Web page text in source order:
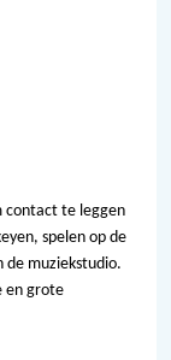
contact te leggen
spelen op de
de muziekstudio.
en grote